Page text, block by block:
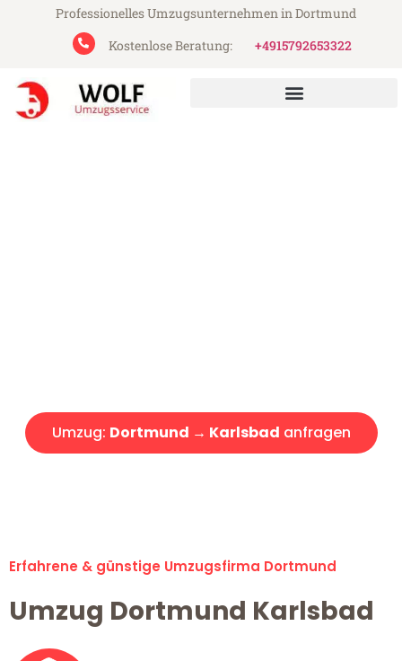
Professionelles Umzugsunternehmen in Dortmund
Kostenlose Beratung:
+4915792653322
Umzug: Dortmund → Karlsbad anfragen
Erfahrene & günstige Umzugsfirma Dortmund
Umzug Dortmund Karlsbad